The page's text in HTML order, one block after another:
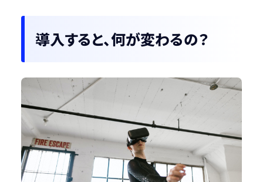
導入すると、何が変わるの？